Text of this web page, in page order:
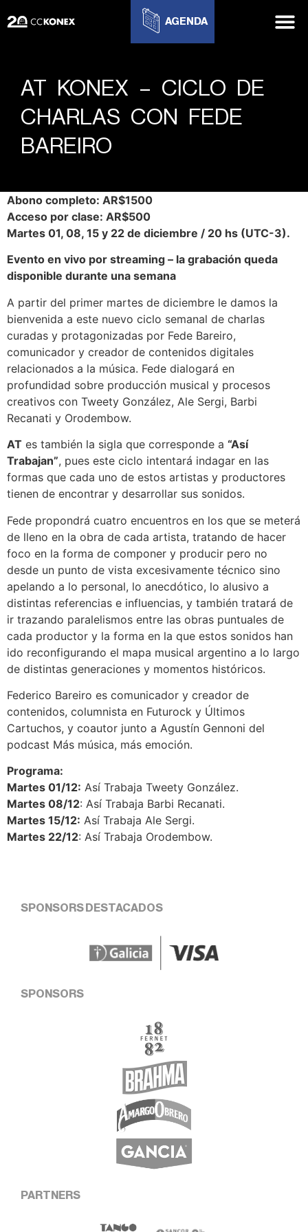
AGENDA
AT KONEX – CICLO DE
CHARLAS CON FEDE
BAREIRO
Abono completo: AR$1500
Acceso por clase: AR$500
Martes 01, 08, 15 y 22 de diciembre / 20 hs (UTC-3).
Evento en vivo por streaming – la grabación queda
disponible durante una semana
A partir del primer martes de diciembre le damos la
bienvenida a este nuevo ciclo semanal de charlas
curadas y protagonizadas por Fede Bareiro,
comunicador y creador de contenidos digitales
relacionados a la música. Fede dialogará en
profundidad sobre producción musical y procesos
creativos con Tweety González, Ale Sergi, Barbi
Recanati y Orodembow.
AT es también la sigla que corresponde a “Así
Trabajan”, pues este ciclo intentará indagar en las
formas que cada uno de estos artistas y productores
tienen de encontrar y desarrollar sus sonidos.
Fede propondrá cuatro encuentros en los que se meterá
de lleno en la obra de cada artista, tratando de hacer
foco en la forma de componer y producir pero no
desde un punto de vista excesivamente técnico sino
apelando a lo personal, lo anecdótico, lo alusivo a
distintas referencias e influencias, y también tratará de
ir trazando paralelismos entre las obras puntuales de
cada productor y la forma en la que estos sonidos han
ido reconfigurando el mapa musical argentino a lo largo
de distintas generaciones y momentos históricos.
Federico Bareiro es comunicador y creador de
contenidos, columnista en Futurock y Últimos
Cartuchos, y coautor junto a Agustín Gennoni del
podcast Más música, más emoción.
Programa:
Martes 01/12: Así Trabaja Tweety González.
Martes 08/12: Así Trabaja Barbi Recanati.
Martes 15/12: Así Trabaja Ale Sergi.
Martes 22/12: Así Trabaja Orodembow.
SPONSORS DESTACADOS
SPONSORS
PARTNERS